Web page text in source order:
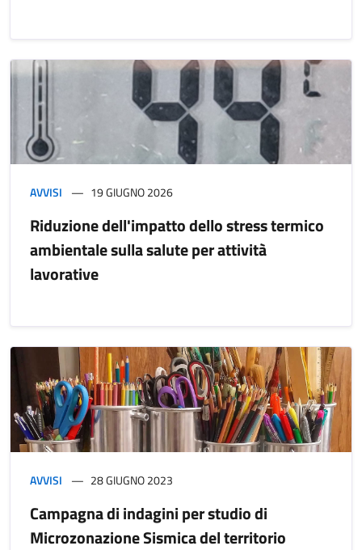
AVVISI 19 GIUGNO 2026
Riduzione dell'impatto dello stress termico
ambientale sulla salute per attività
lavorative
AVVISI 28 GIUGNO 2023
Campagna di indagini per studio di
Microzonazione Sismica del territorio